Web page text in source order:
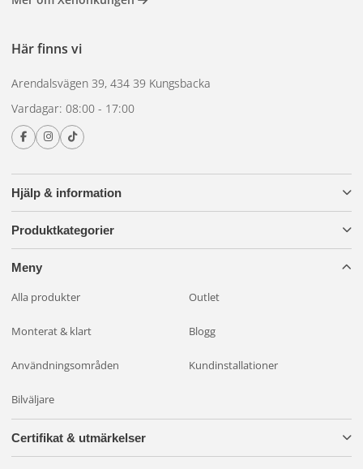
Hjälp & information
Produktkategorier
Meny
Alla produkter Outlet
Monterat & klart Blogg
Användningsområden Kundinstallationer
Bilväljare
Här finns vi
Arendalsvägen 39, 434 39 Kungsbacka
Vardagar: 08:00 - 17:00
Certifikat & utmärkelser